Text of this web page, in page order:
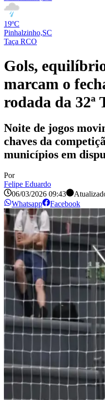
19ºC
Pinhalzinho,SC
Taça RCO
Gols,
marcam o
rodada da 32ª
Noite de jogos
chaves da
municípios em
Por
Felipe Eduardo
06/03/2026 09:43
Whatsapp
Facebook